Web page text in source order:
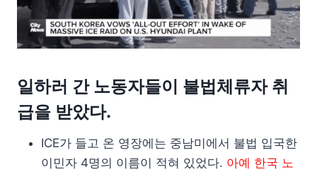
일하러 간 노동자들이 불법체류자 취
급을 받았다.
ICE가 들고 온 영장에는 중남미에서 불법 입국한
이민자 4명의 이름이 적혀 있었다. 아예 한국 노